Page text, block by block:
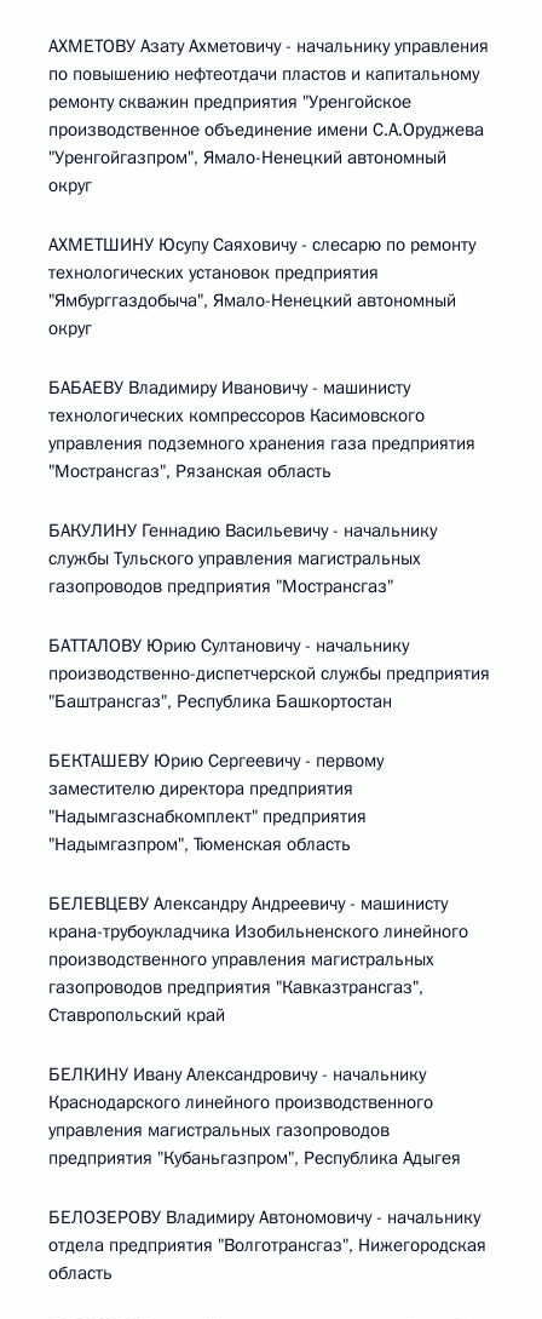
АХМЕТОВУ Азату Ахметовичу - начальнику управления
по повышению нефтеотдачи пластов и капитальному
ремонту скважин предприятия "Уренгойское
производственное объединение имени С.А.Оруджева
"Уренгойгазпром", Ямало-Ненецкий автономный
округ
АХМЕТШИНУ Юсупу Саяховичу - слесарю по ремонту
технологических установок предприятия
"Ямбурггаздобыча", Ямало-Ненецкий автономный
округ
БАБАЕВУ Владимиру Ивановичу - машинисту
технологических компрессоров Касимовского
управления подземного хранения газа предприятия
"Мострансгаз", Рязанская область
БАКУЛИНУ Геннадию Васильевичу - начальнику
службы Тульского управления магистральных
газопроводов предприятия "Мострансгаз"
БАТТАЛОВУ Юрию Султановичу - начальнику
производственно-диспетчерской службы предприятия
"Баштрансгаз", Республика Башкортостан
БЕКТАШЕВУ Юрию Сергеевичу - первому
заместителю директора предприятия
"Надымгазснабкомплект" предприятия
"Надымгазпром", Тюменская область
БЕЛЕВЦЕВУ Александру Андреевичу - машинисту
крана-трубоукладчика Изобильненского линейного
производственного управления магистральных
газопроводов предприятия "Кавказтрансгаз",
Ставропольский край
БЕЛКИНУ Ивану Александровичу - начальнику
Краснодарского линейного производственного
управления магистральных газопроводов
предприятия "Кубаньгазпром", Республика Адыгея
БЕЛОЗЕРОВУ Владимиру Автономовичу - начальнику
отдела предприятия "Волготрансгаз", Нижегородская
область